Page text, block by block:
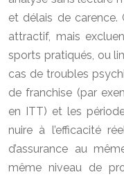
et délais de carence.
attractif, mais
sports pratiqués, ou
cas de troubles
de franchise (par
en ITT) et les
nuire à l’efficacité
d’assurance au
même niveau de